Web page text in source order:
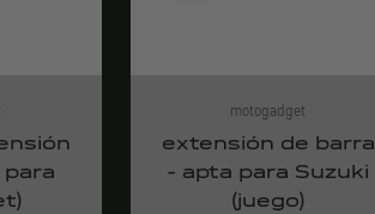
motogadget
extensión de barra
- apta para Suzuki
(juego)